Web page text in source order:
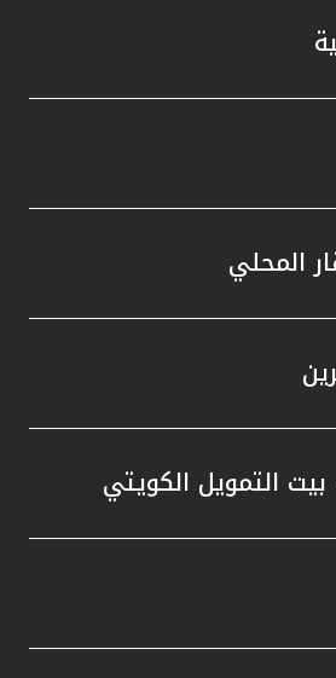
المحلي
التمويل الكويتي